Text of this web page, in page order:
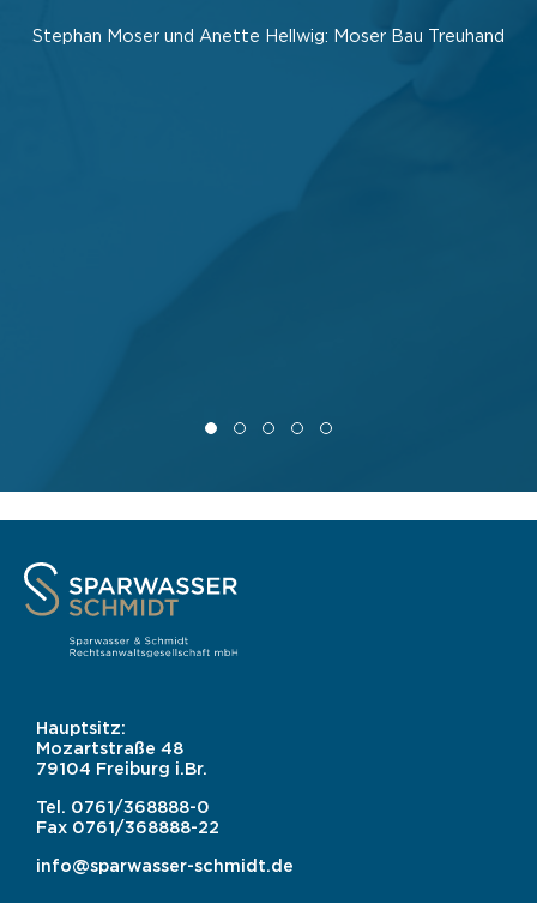
Stephan Moser und Anette Hellwig: Moser Bau Treuhand
Hauptsitz:
Mozartstraße 48
79104 Freiburg i.Br.
Tel. 0761/368888-0
Fax 0761/368888-22
info@sparwasser-schmidt.de